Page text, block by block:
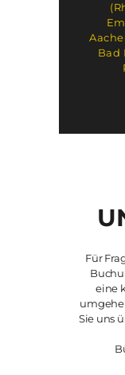
Bad
Für
eine
Sie uns